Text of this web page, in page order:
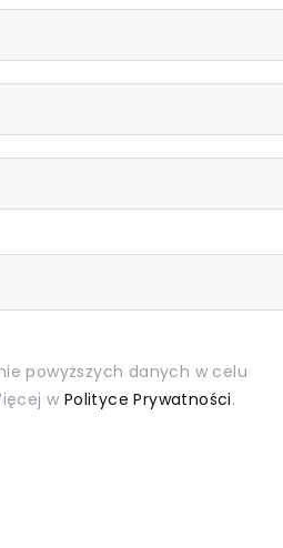
powyższych danych w celu
w Polityce Prywatności.